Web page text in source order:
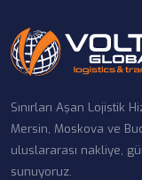
Sınırları Aşan Lojistik
Mersin, Moskova ve
uluslararası nakliye,
sunuyoruz.